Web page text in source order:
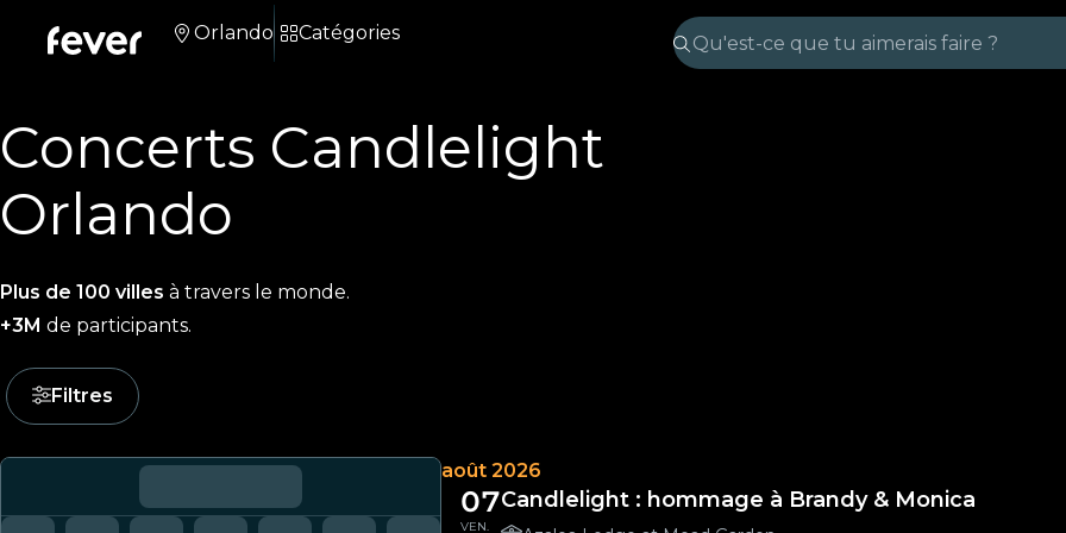
Orlando Catégories
Concerts Candlelight
Orlando
Plus de 100 villes à travers le monde.
+3M de participants.
Filtres
août 2026
07
VEN.
Candlelight : hommage à Brandy & Monica